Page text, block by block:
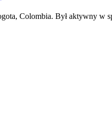
Colombia. Był aktywny w